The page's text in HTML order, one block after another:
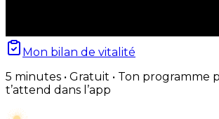
Mon bilan de vitalité
5 minutes • Gratuit • Ton programme
t’attend dans l’app